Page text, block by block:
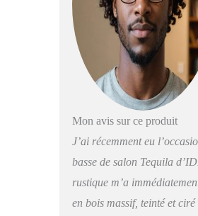
noir
est
à
un
Mon avis sur ce produit
J’ai récemment eu
basse de salon Tequila
rustique m’a
en bois massif, teinté et ciré